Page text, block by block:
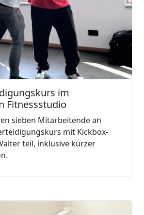
im
Fitnessstudio
sieben Mitarbeitende an
mit Kickbox-
teil, inklusive kurzer